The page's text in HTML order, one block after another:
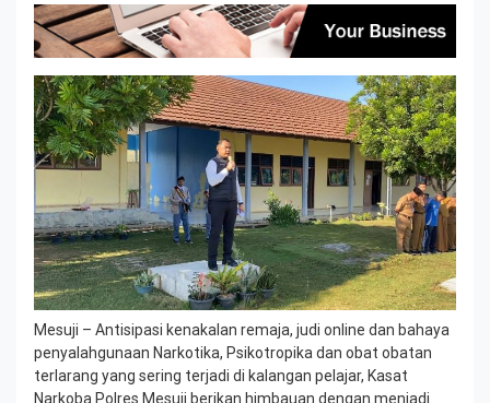
Mesuji – Antisipasi kenakalan remaja, judi online dan bahaya
penyalahgunaan Narkotika, Psikotropika dan obat obatan
terlarang yang sering terjadi di kalangan pelajar, Kasat
Narkoba Polres Mesuji berikan himbauan dengan menjadi